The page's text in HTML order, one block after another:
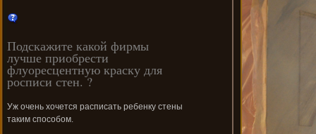
Подскажите какой фирмы
лучше приобрести
флуоресцентную краску для
росписи стен. ?
Уж очень хочется расписать ребенку стены
таким способом.